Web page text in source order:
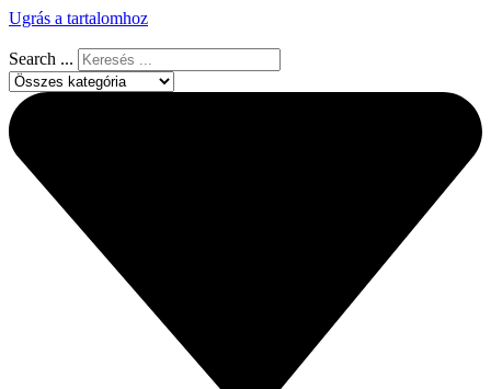
Ugrás a tartalomhoz
Search ...